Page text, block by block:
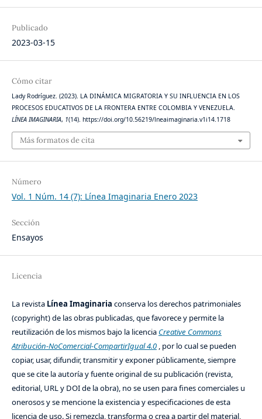
Publicado
2023-03-15
Cómo citar
Lady Rodríguez. (2023). LA DINÁMICA MIGRATORIA Y SU INFLUENCIA EN LOS
PROCESOS EDUCATIVOS DE LA FRONTERA ENTRE COLOMBIA Y VENEZUELA.
LÍNEA IMAGINARIA, 1(14). https://doi.org/10.56219/lneaimaginaria.v1i14.1718
Más formatos de cita
Número
Vol. 1 Núm. 14 (7): Línea Imaginaria Enero 2023
Sección
Ensayos
Licencia
La revista Línea Imaginaria conserva los derechos patrimoniales
(copyright) de las obras publicadas, que favorece y permite la
reutilización de los mismos bajo la licencia Creative Commons
Atribución-NoComercial-CompartirIgual 4.0, por lo cual se pueden
copiar, usar, difundir, transmitir y exponer públicamente, siempre
que se cite la autoría y fuente original de su publicación (revista,
editorial, URL y DOI de la obra), no se usen para fines comerciales u
onerosos y se mencione la existencia y especificaciones de esta
licencia de uso. Si remezcla, transforma o crea a partir del material,